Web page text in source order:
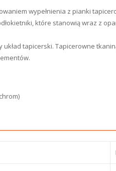
wypełnienia z pianki
które stanowią wraz z
tapicerski. Tapicerowne